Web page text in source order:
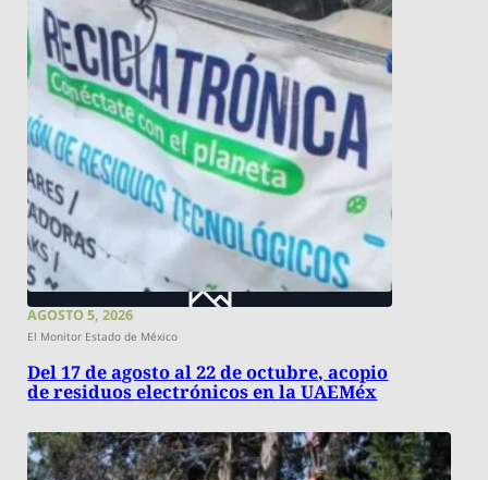
AGOSTO 5, 2026
El Monitor Estado de México
Del 17 de agosto al 22 de octubre, acopio
de residuos electrónicos en la UAEMéx